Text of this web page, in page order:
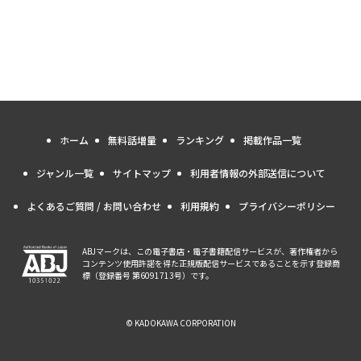
ホーム 無料話増量 ランキング 掲載作品一覧
ジャンル一覧 サイトマップ 利用者情報の外部送信について
よくあるご質問 / お問い合わせ 利用規約 プライバシーポリシー
ABJマークは、この電子書店・電子書籍配信サービスが、著作権者から
コンテンツ使用許諾を得た正規版配信サービスであることを示す登録商
標（登録番号 第6091713号）です。
© KADOKAWA CORPORATION